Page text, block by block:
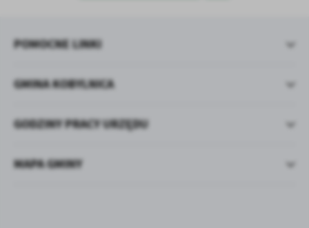
POMOCNE LINKI
GMINA KOBYLNICA
GODZINY PRACY URZĘDU
MAPA GMINY